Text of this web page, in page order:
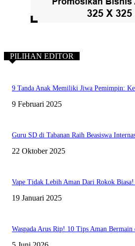
PILIHAN EDITOR
9 Tanda Anak Memiliki Jiwa Pemimpin:
9 Februari 2025
Guru SD di Tabanan Raih Beasiswa
22 Oktober 2025
Vape Tidak Lebih Aman Dari Rokok
19 Januari 2025
Waspada Arus Rip! 10 Tips Aman Bermain